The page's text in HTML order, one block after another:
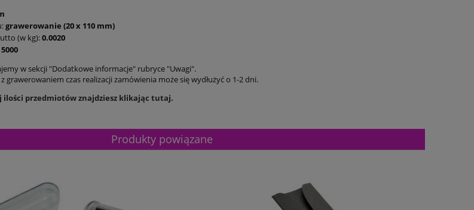
grawerowanie (20 x 110 mm)
(w kg):0.0020
w sekcji "Dodatkowe informacje" rubryce "Uwagi".
grawerowaniem czas realizacji zamówienia może się wydłużyć o 1-2 dni.
ilości przedmiotów znajdziesz klikając tutaj.
Produkty powiązane